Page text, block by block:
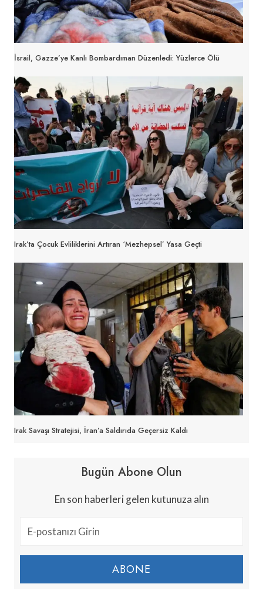
İsrail, Gazze’ye Kanlı Bombardıman Düzenledi: Yüzlerce Ölü
Irak’ta Çocuk Evliliklerini Artıran ‘Mezhepsel’ Yasa Geçti
Irak Savaşı Stratejisi, İran’a Saldırıda Geçersiz Kaldı
Bugün Abone Olun
En son haberleri gelen kutunuza alın
ABONE